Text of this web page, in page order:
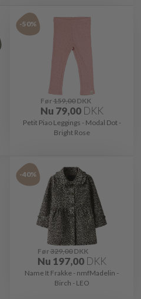
-50%
Før159,00DKK
Nu 79,00 DKK
Petit Piao Leggings - Modal Dot -
Bright Rose
-40%
Før329,00DKK
Nu 197,00 DKK
Name It Frakke - nmfMadelin -
Birch - LEO